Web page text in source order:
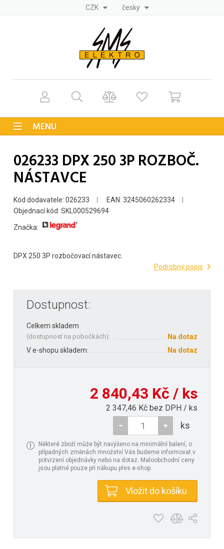
CZK česky
MENU
026233 DPX 250 3P ROZBOČ.
NÁSTAVCE
Kód dodavatele: 026233
EAN: 3245060262334
Objednací kód: SKL000529694
Značka:
DPX 250 3P rozbočovací nástavec.
Podrobný popis
Dostupnost:
Celkem skladem
(dostupnost na pobočkách):
Na dotaz
V e-shopu skladem:
Na dotaz
2 840,43 Kč / ks
2 347,46 Kč bez DPH / ks
ks
Některé zboží může být navýšeno na minimální balení, o
případných změnách množství Vás budeme informovat v
potvrzení objednávky nebo na dotaz. Maloobchodní ceny
jsou platné pouze při nákupu přes e-shop.
Vložit do košíku